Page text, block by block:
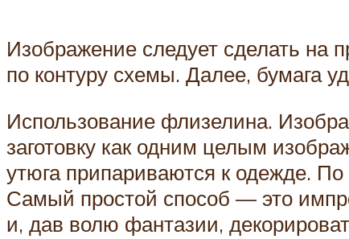
Изображение следует сделать на
по контуру схемы. Далее, бумага
Использование флизелина.
заготовку как одним целым
утюга припариваются к одежде.
Самый простой способ — это
и, дав волю фантазии,